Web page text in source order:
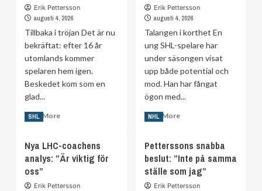
på
Björklöven
Erik Pettersson
augusti 4, 2026
Tillbaka i tröjan Det är nu
bekräftat: efter 16 år
utomlands kommer
spelaren hem igen.
Beskedet kom som en
glad...
Read MoreRead
KLART:
Vänder
Erik Pettersson
augusti 4, 2026
Talangen i korthet En
ung SHL-spelare har
under säsongen visat
upp både potential och
mod. Han har fångat
ögon med...
Read MoreRead
SHL-
talangens
val:
SHL
Nya LHC-coachens
analys: ”Är viktig för
oss”
Erik Pettersson
NHL
Petterssons snabba
beslut: ”Inte på samma
ställe som jag”
Erik Pettersson